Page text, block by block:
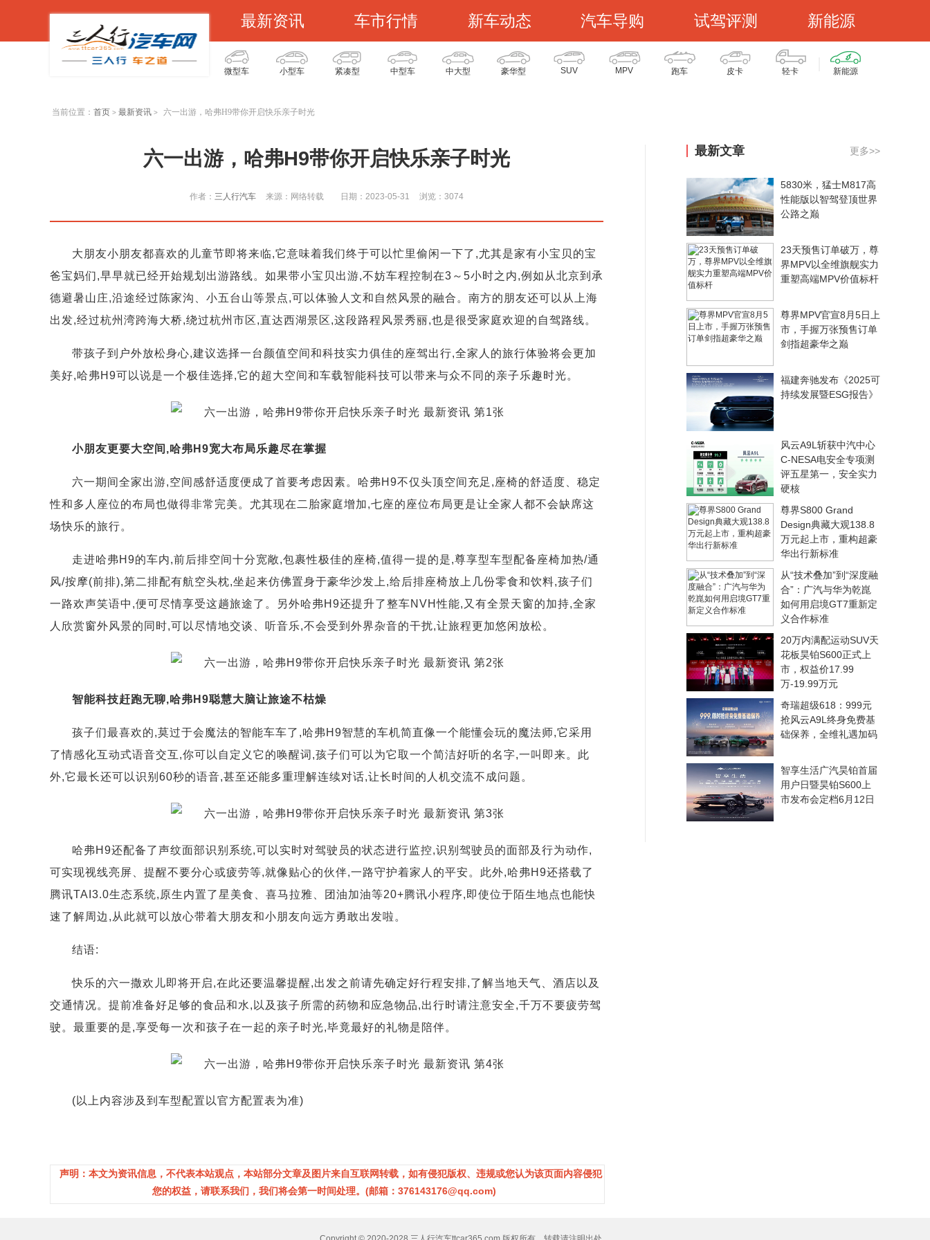
最新资讯 车市行情 新车动态 汽车导购 试驾评测 新能源
微型车 小型车 紧凑型 中型车 中大型 豪华型 SUV MPV 跑车 皮卡 轻卡 新能源
当前位置： 首页 > 最新资讯 > 六一出游，哈弗H9带你开启快乐亲子时光
六一出游，哈弗H9带你开启快乐亲子时光
作者： 三人行汽车 来源：网络转载 日期：2023-05-31 浏览：3074
大朋友小朋友都喜欢的儿童节即将来临,它意味着我们终于可以忙里偷闲一下了,尤其是家有小宝贝的宝
爸宝妈们,早早就已经开始规划出游路线。如果带小宝贝出游,不妨车程控制在3～5小时之内,例如从北京到承
德避暑山庄,沿途经过陈家沟、小五台山等景点,可以体验人文和自然风景的融合。南方的朋友还可以从上海
出发,经过杭州湾跨海大桥,绕过杭州市区,直达西湖景区,这段路程风景秀丽,也是很受家庭欢迎的自驾路线。
带孩子到户外放松身心,建议选择一台颜值空间和科技实力俱佳的座驾出行,全家人的旅行体验将会更加
美好,哈弗H9可以说是一个极佳选择,它的超大空间和车载智能科技可以带来与众不同的亲子乐趣时光。
小朋友更要大空间,哈弗H9宽大布局乐趣尽在掌握
六一期间全家出游,空间感舒适度便成了首要考虑因素。哈弗H9不仅头顶空间充足,座椅的舒适度、稳定
性和多人座位的布局也做得非常完美。尤其现在二胎家庭增加,七座的座位布局更是让全家人都不会缺席这
场快乐的旅行。
走进哈弗H9的车内,前后排空间十分宽敞,包裹性极佳的座椅,值得一提的是,尊享型车型配备座椅加热/通
风/按摩(前排),第二排配有航空头枕,坐起来仿佛置身于豪华沙发上,给后排座椅放上几份零食和饮料,孩子们
一路欢声笑语中,便可尽情享受这趟旅途了。另外哈弗H9还提升了整车NVH性能,又有全景天窗的加持,全家
人欣赏窗外风景的同时,可以尽情地交谈、听音乐,不会受到外界杂音的干扰,让旅程更加悠闲放松。
智能科技赶跑无聊,哈弗H9聪慧大脑让旅途不枯燥
孩子们最喜欢的,莫过于会魔法的智能车车了,哈弗H9智慧的车机简直像一个能懂会玩的魔法师,它采用
了情感化互动式语音交互,你可以自定义它的唤醒词,孩子们可以为它取一个简洁好听的名字,一叫即来。此
外,它最长还可以识别60秒的语音,甚至还能多重理解连续对话,让长时间的人机交流不成问题。
哈弗H9还配备了声纹面部识别系统,可以实时对驾驶员的状态进行监控,识别驾驶员的面部及行为动作,
可实现视线亮屏、提醒不要分心或疲劳等,就像贴心的伙伴,一路守护着家人的平安。此外,哈弗H9还搭载了
腾讯TAI3.0生态系统,原生内置了星美食、喜马拉雅、团油加油等20+腾讯小程序,即使位于陌生地点也能快
速了解周边,从此就可以放心带着大朋友和小朋友向远方勇敢出发啦。
结语:
快乐的六一撒欢儿即将开启,在此还要温馨提醒,出发之前请先确定好行程安排,了解当地天气、酒店以及
交通情况。提前准备好足够的食品和水,以及孩子所需的药物和应急物品,出行时请注意安全,千万不要疲劳驾
驶。最重要的是,享受每一次和孩子在一起的亲子时光,毕竟最好的礼物是陪伴。
(以上内容涉及到车型配置以官方配置表为准)
声明：本文为资讯信息，不代表本站观点，本站部分文章及图片来自互联网转载，如有侵犯版权、违规或您认为该页面内容侵犯
您的权益，请联系我们，我们将会第一时间处理。(邮箱：376143176@qq.com)
最新文章 更多>>
5830米，猛士M817高
性能版以智驾登顶世界
公路之巅
23天预售订单破万，尊
界MPV以全维旗舰实力
重塑高端MPV价值标杆
尊界MPV官宣8月5日上
市，手握万张预售订单
剑指超豪华之巅
福建奔驰发布《2025可
持续发展暨ESG报告》
风云A9L斩获中汽中心
C-NESA电安全专项测
评五星第一，安全实力
硬核
尊界S800 Grand
Design典藏大观138.8
万元起上市，重构超豪
华出行新标准
从“技术叠加”到“深度融
合”：广汽与华为乾崑
如何用启境GT7重新定
义合作标准
20万内满配运动SUV天
花板昊铂S600正式上
市，权益价17.99
万-19.99万元
奇瑞超级618：999元
抢风云A9L终身免费基
础保养，全维礼遇加码
智享生活广汽昊铂首届
用户日暨昊铂S600上
市发布会定档6月12日